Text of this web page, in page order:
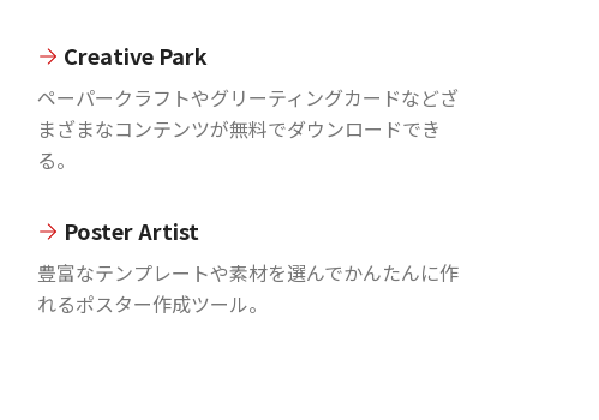
Creative Park
ペーパークラフトやグリーティングカードなどざ
まざまなコンテンツが無料でダウンロードでき
る。
Poster Artist
豊富なテンプレートや素材を選んでかんたんに作
れるポスター作成ツール。